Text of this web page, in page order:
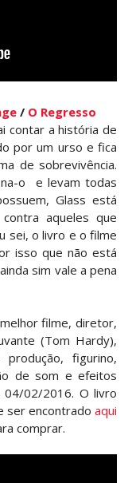
/ O Regresso
contar a história de
por um urso e fica
de sobrevivência.
o e levam todas
Glass está
aqueles que
sei, o livro e o filme
isso que não está
sim vale a pena
filme, diretor,
(Tom Hardy),
figurino,
de som e efeitos
04/02/2016. O livro
ser encontradoaqui
comprar.